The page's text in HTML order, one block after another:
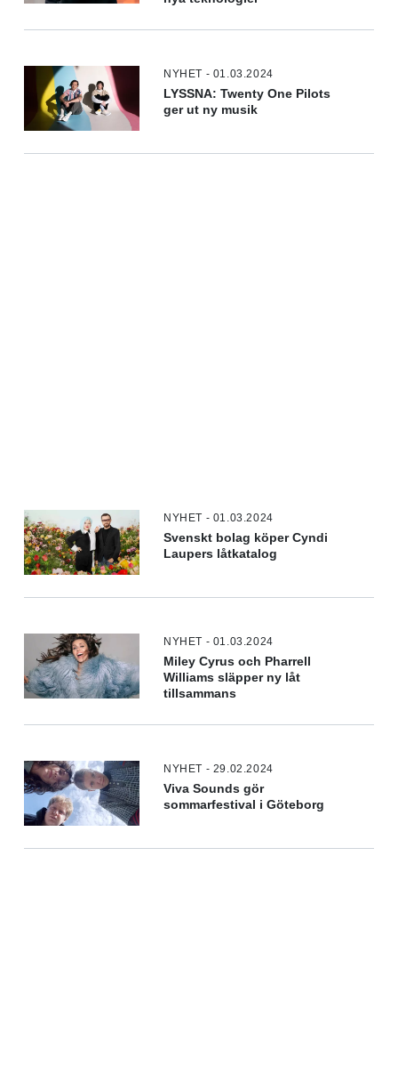
NYHET - 01.03.2024
LYSSNA: Twenty One Pilots
ger ut ny musik
NYHET - 01.03.2024
Svenskt bolag köper Cyndi
Laupers låtkatalog
NYHET - 01.03.2024
Miley Cyrus och Pharrell
Williams släpper ny låt
tillsammans
NYHET - 29.02.2024
Viva Sounds gör
sommarfestival i Göteborg